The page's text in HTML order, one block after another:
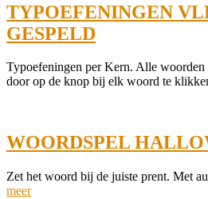
TYPOEFENINGEN
GESPELD
2021-
10-
Typoefeningen per Kern. Alle
door op de knop bij elk woord te
WOORDSPEL
2021-
10-
Zet het woord bij de juiste prent. Met
meer